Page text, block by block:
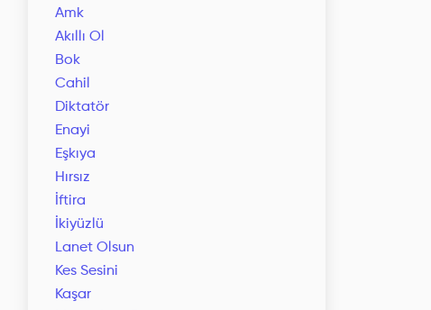
Amk
Akıllı Ol
Bok
Cahil
Diktatör
Enayi
Eşkıya
Hırsız
İftira
İkiyüzlü
Lanet Olsun
Kes Sesini
Kaşar